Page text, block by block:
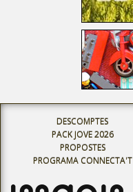
DESCOMPTES
PACK JOVE 2026
PROPOSTES
PROGRAMA CONNECTA'T